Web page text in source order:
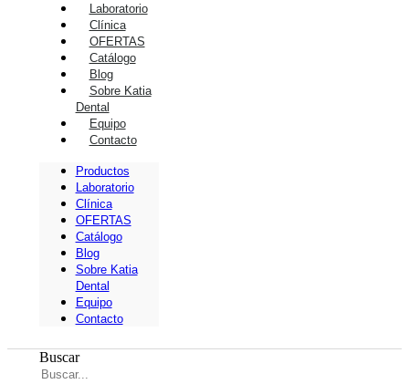
Laboratorio
Clínica
OFERTAS
Catálogo
Blog
Sobre Katia
Dental
Equipo
Contacto
Productos
Laboratorio
Clínica
OFERTAS
Catálogo
Blog
Sobre Katia
Dental
Equipo
Contacto
Buscar